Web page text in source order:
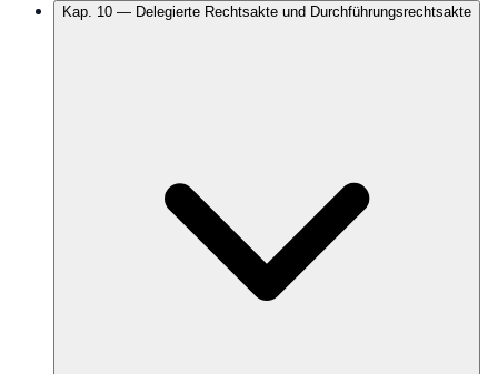
Kap. 10 — Delegierte Rechtsakte und Durchführungsrechtsakte